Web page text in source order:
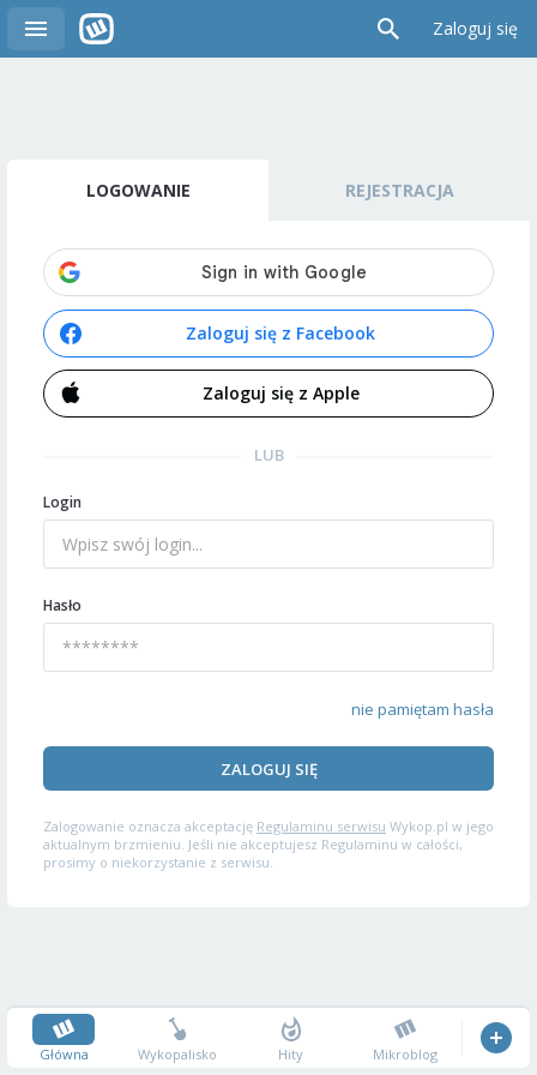
Zaloguj się
LOGOWANIE REJESTRACJA
Zaloguj się z Facebook
Zaloguj się z Apple
LUB
Login
Hasło
nie pamiętam hasła
ZALOGUJ SIĘ
Zalogowanie oznacza akceptację Regulaminu serwisu Wykop.pl w jego
aktualnym brzmieniu. Jeśli nie akceptujesz Regulaminu w całości,
prosimy o niekorzystanie z serwisu.
Główna Wykopalisko Hity Mikroblog